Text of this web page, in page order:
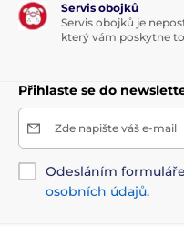
Servis obojků
Servis obojků je
který vám poskytne
Přihlaste se do
Zde napište váš e-mail
Odesláním
osobních údajů.